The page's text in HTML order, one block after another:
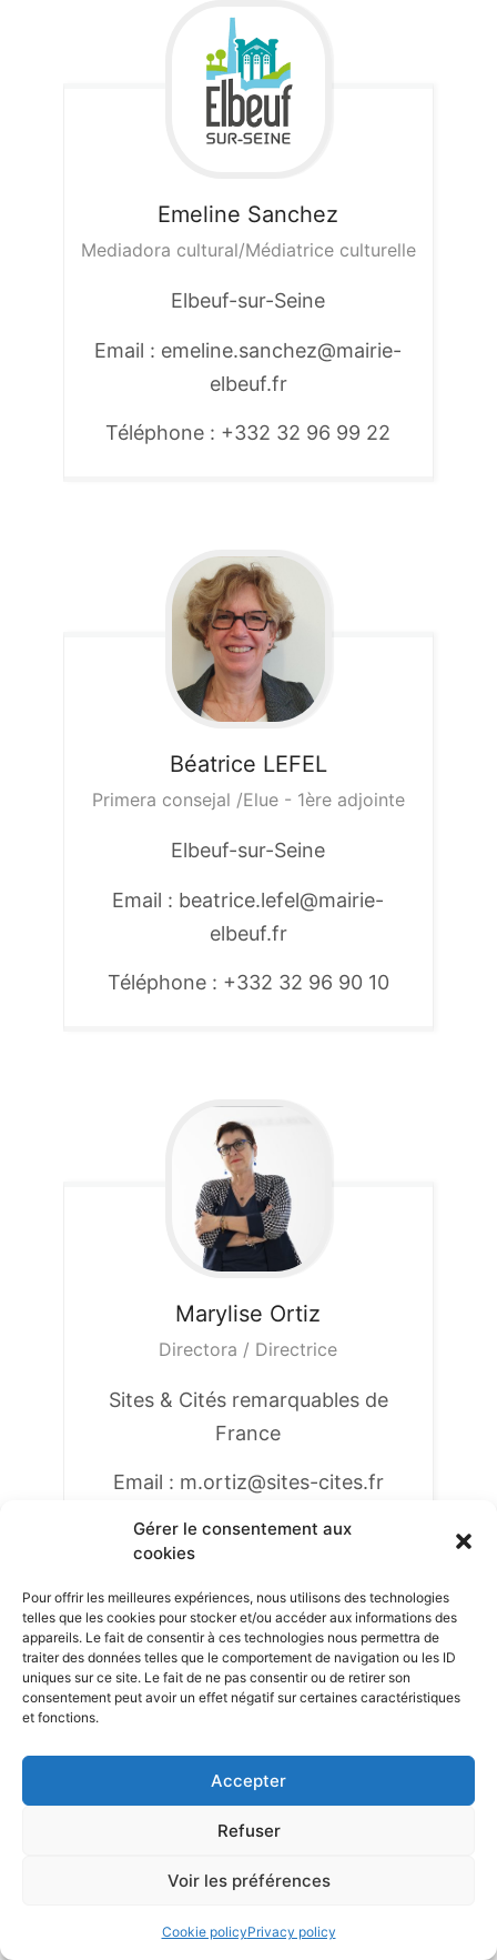
Gérer le consentement aux
cookies
Pour offrir les meilleures expériences, nous utilisons des technologies
telles que les cookies pour stocker et/ou accéder aux informations des
appareils. Le fait de consentir à ces technologies nous permettra de
traiter des données telles que le comportement de navigation ou les ID
uniques sur ce site. Le fait de ne pas consentir ou de retirer son
consentement peut avoir un effet négatif sur certaines caractéristiques
et fonctions.
Accepter
Refuser
Voir les préférences
Cookie policyPrivacy policy
Emeline Sanchez
Mediadora cultural/Médiatrice culturelle
Elbeuf-sur-Seine
Email : emeline.sanchez@mairie-
elbeuf.fr
Téléphone : +332 32 96 99 22
Béatrice LEFEL
Primera consejal /Elue - 1ère adjointe
Elbeuf-sur-Seine
Email : beatrice.lefel@mairie-
elbeuf.fr
Téléphone : +332 32 96 90 10
Marylise Ortiz
Directora / Directrice
Sites & Cités remarquables de
France
Email : m.ortiz@sites-cites.fr
Téléphone : +33 72 51 22 65
y la Cooperación Internacional”/